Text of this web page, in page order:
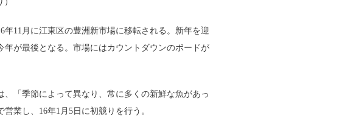
11月に江東区の豊洲新市場に移転される。新年を迎
が最後となる。市場にはカウントダウンのボードが
「季節によって異なり、常に多くの新鮮な魚があっ
業し、16年1月5日に初競りを行う。